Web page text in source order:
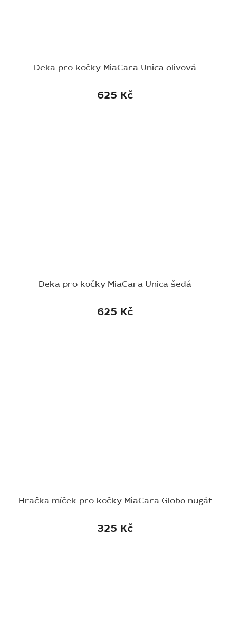
Deka pro kočky MiaCara Unica olivová
625 Kč
Deka pro kočky MiaCara Unica šedá
625 Kč
Hračka míček pro kočky MiaCara Globo nugát
325 Kč